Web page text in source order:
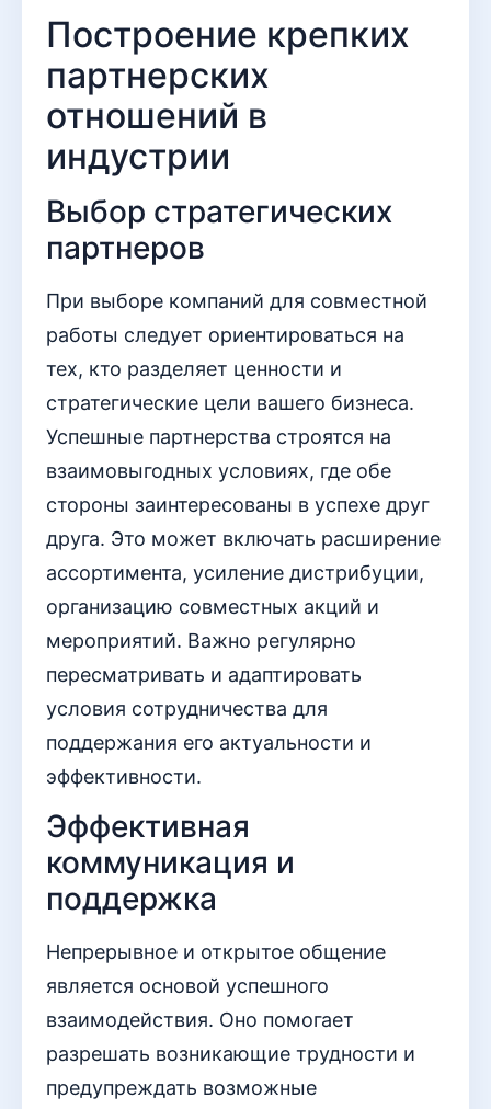
Построение крепких
партнерских
отношений в
индустрии
Выбор стратегических
партнеров
При выборе компаний для совместной
работы следует ориентироваться на
тех, кто разделяет ценности и
стратегические цели вашего бизнеса.
Успешные партнерства строятся на
взаимовыгодных условиях, где обе
стороны заинтересованы в успехе друг
друга. Это может включать расширение
ассортимента, усиление дистрибуции,
организацию совместных акций и
мероприятий. Важно регулярно
пересматривать и адаптировать
условия сотрудничества для
поддержания его актуальности и
эффективности.
Эффективная
коммуникация и
поддержка
Непрерывное и открытое общение
является основой успешного
взаимодействия. Оно помогает
разрешать возникающие трудности и
предупреждать возможные